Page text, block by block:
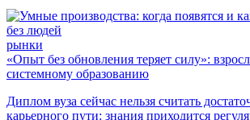
рынки
«Опыт без обновления теряет силу»:
системному образованию
Диплом вуза сейчас нельзя считать
карьерного пути: знания приходится